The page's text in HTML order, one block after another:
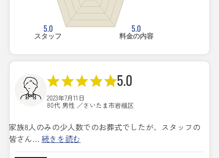
5.0
料金の内容
5.0
スタッフ
5.0
2023年7月11日
80代 男性 ／さいたま市岩槻区
家族8人のみの少人数でのお葬式でしたが、スタッフの
皆さん… 続きを読む